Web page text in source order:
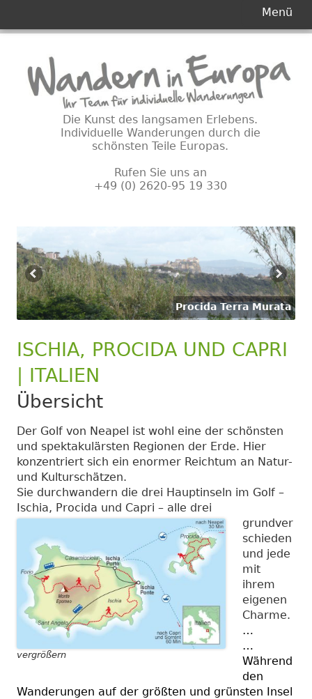
Inhalt
Die Kunst des langsamen Erlebens.
Individuelle Wanderungen durch die
schönsten Teile Europas.
Rufen Sie uns an
+49 (0) 2620-95 19 330
Menü
Procida Terra Murata
ISCHIA, PROCIDA UND CAPRI
| ITALIEN
Übersicht
Der Golf von Neapel ist wohl eine der schönsten
und spektakulärsten Regionen der Erde. Hier
konzentriert sich ein enormer Reichtum an Natur-
und Kulturschätzen.
Sie durchwandern die drei Hauptinseln im Golf –
Ischia, Procida und Capri –
vergrößern
alle drei
grundver
schieden
und jede
mit
ihrem
eigenen
Charme.
…
…
Während
den
Wanderungen auf der größten und grünsten Insel